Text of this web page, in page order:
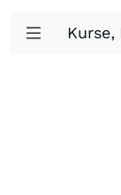
Kurse,